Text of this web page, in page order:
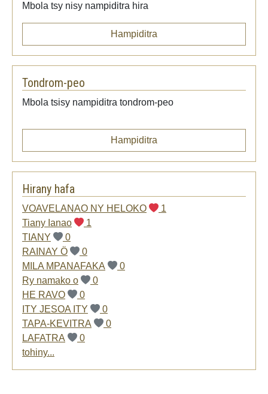
Mbola tsy nisy nampiditra hira
Hampiditra
Tondrom-peo
Mbola tsisy nampiditra tondrom-peo
Hampiditra
Hirany hafa
VOAVELANAO NY HELOKO
1
Tiany Ianao
1
TIANY
0
RAINAY Ö
0
MILA MPANAFAKA
0
Ry namako o
0
HE RAVO
0
ITY JESOA ITY
0
TAPA-KEVITRA
0
LAFATRA
0
tohiny...